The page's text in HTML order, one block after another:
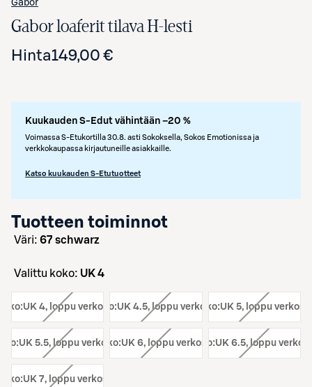
Gabor
Gabor loaferit tilava H-lesti
Hinta149,00 €
Kuukauden S-Edut vähintään –20 %
Voimassa S-Etukortilla 30.8. asti Sokoksella, Sokos Emotionissa ja
verkkokaupassa kirjautuneille asiakkaille.
Katso kuukauden S-Etutuotteet
Tuotteen toiminnot
väri: 67 schwarz
Valittu koko: UK 4
UK 4, loppu verkosta
koko:UK 4.5, loppu verkosta
koko:UK 5, loppu
UK 5.5, loppu verkosta
koko:UK 6, loppu verkosta
koko:UK 6.5, loppu
UK 7, loppu verkosta